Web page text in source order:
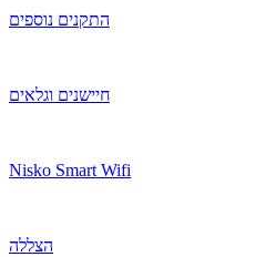
התקנים נוספים
חיישנים וגלאים
Nisko Smart Wifi
הצללה